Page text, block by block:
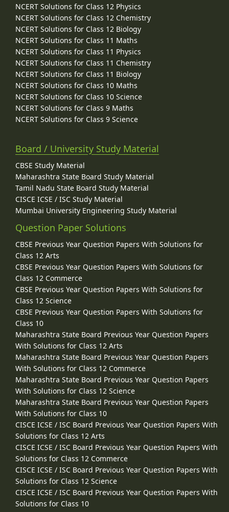
NCERT Solutions for Class 12 Physics
NCERT Solutions for Class 12 Chemistry
NCERT Solutions for Class 12 Biology
NCERT Solutions for Class 11 Maths
NCERT Solutions for Class 11 Physics
NCERT Solutions for Class 11 Chemistry
NCERT Solutions for Class 11 Biology
NCERT Solutions for Class 10 Maths
NCERT Solutions for Class 10 Science
NCERT Solutions for Class 9 Maths
NCERT Solutions for Class 9 Science
Board / University Study Material
CBSE Study Material
Maharashtra State Board Study Material
Tamil Nadu State Board Study Material
CISCE ICSE / ISC Study Material
Mumbai University Engineering Study Material
Question Paper Solutions
CBSE Previous Year Question Papers With Solutions for
Class 12 Arts
CBSE Previous Year Question Papers With Solutions for
Class 12 Commerce
CBSE Previous Year Question Papers With Solutions for
Class 12 Science
CBSE Previous Year Question Papers With Solutions for
Class 10
Maharashtra State Board Previous Year Question Papers
With Solutions for Class 12 Arts
Maharashtra State Board Previous Year Question Papers
With Solutions for Class 12 Commerce
Maharashtra State Board Previous Year Question Papers
With Solutions for Class 12 Science
Maharashtra State Board Previous Year Question Papers
With Solutions for Class 10
CISCE ICSE / ISC Board Previous Year Question Papers With
Solutions for Class 12 Arts
CISCE ICSE / ISC Board Previous Year Question Papers With
Solutions for Class 12 Commerce
CISCE ICSE / ISC Board Previous Year Question Papers With
Solutions for Class 12 Science
CISCE ICSE / ISC Board Previous Year Question Papers With
Solutions for Class 10